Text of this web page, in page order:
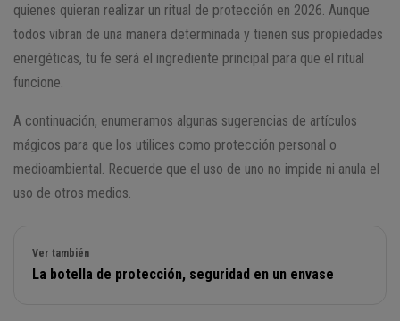
quienes quieran realizar un ritual de protección en 2026. Aunque
todos vibran de una manera determinada y tienen sus propiedades
energéticas, tu fe será el ingrediente principal para que el ritual
funcione.
A continuación, enumeramos algunas sugerencias de artículos
mágicos para que los utilices como protección personal o
medioambiental. Recuerde que el uso de uno no impide ni anula el
uso de otros medios.
Ver también
La botella de protección, seguridad en un envase